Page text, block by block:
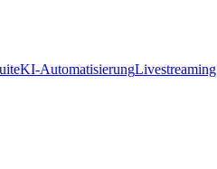
KI-AutomatisierungLivestreaming